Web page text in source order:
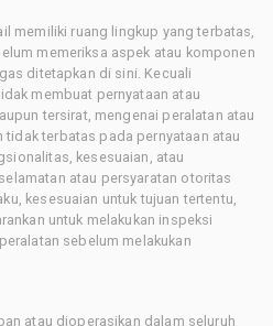
memiliki ruang lingkup yang terbatas,
memeriksa aspek atau komponen
ditetapkan di sini. Kecuali
membuat pernyataan atau
tersirat, mengenai peralatan atau
tidak terbatas pada pernyataan atau
kesesuaian, atau
atau persyaratan otoritas
kesesuaian untuk tujuan tertentu,
untuk melakukan inspeksi
sebelum melakukan
atau dioperasikan dalam seluruh